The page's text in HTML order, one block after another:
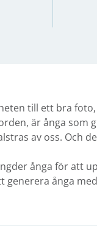
till ett bra
är ånga
av oss. Och
ånga för att
ånga